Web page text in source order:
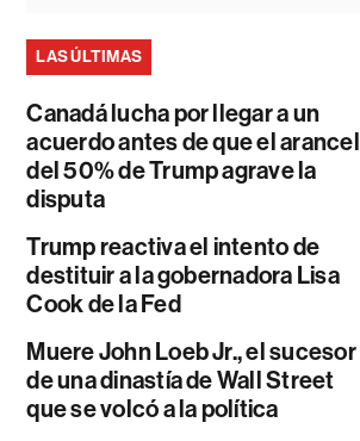
LAS ÚLTIMAS
Canadá lucha por llegar a un
acuerdo antes de que el arancel
del 50% de Trump agrave la
disputa
Trump reactiva el intento de
destituir a la gobernadora Lisa
Cook de la Fed
Muere John Loeb Jr., el sucesor
de una dinastía de Wall Street
que se volcó a la política